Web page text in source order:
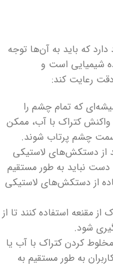
که باید به آن‌ها توجه
شیمیایی است و
رعایت کند:
که تمام چشم را
کتراک با آب، ممکن
چشم پرتاب شوند.
از دستکش‌های لاستیکی
دست نباید به طور مستقیم
از دستکش‌های لاستیکی
از مقنعه استفاده کنند تا از
شود.
کردن کتراک با آب یا
به طور مستقیم به